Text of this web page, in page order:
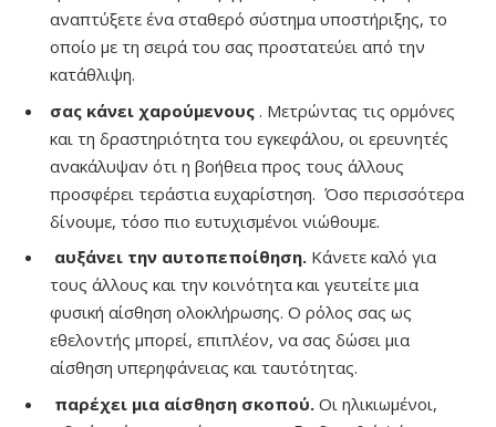
αναπτύξετε ένα σταθερό σύστημα υποστήριξης, το
οποίο με τη σειρά του σας προστατεύει από την
κατάθλιψη.
σας κάνει χαρούμενους . Μετρώντας τις ορμόνες
και τη δραστηριότητα του εγκεφάλου, οι ερευνητές
ανακάλυψαν ότι η βοήθεια προς τους άλλους
προσφέρει τεράστια ευχαρίστηση. Όσο περισσότερα
δίνουμε, τόσο πιο ευτυχισμένοι νιώθουμε.
αυξάνει την αυτοπεποίθηση. Κάνετε καλό για
τους άλλους και την κοινότητα και γευτείτε μια
φυσική αίσθηση ολοκλήρωσης. Ο ρόλος σας ως
εθελοντής μπορεί, επιπλέον, να σας δώσει μια
αίσθηση υπερηφάνειας και ταυτότητας.
παρέχει μια αίσθηση σκοπού. Οι ηλικιωμένοι,